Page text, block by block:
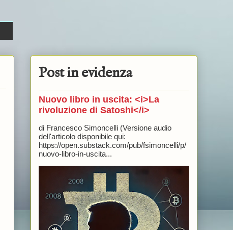
Post in evidenza
Nuovo libro in uscita: <i>La
rivoluzione di Satoshi</i>
di Francesco Simoncelli (Versione audio
dell'articolo disponibile qui:
https://open.substack.com/pub/fsimoncelli/p/
nuovo-libro-in-uscita...